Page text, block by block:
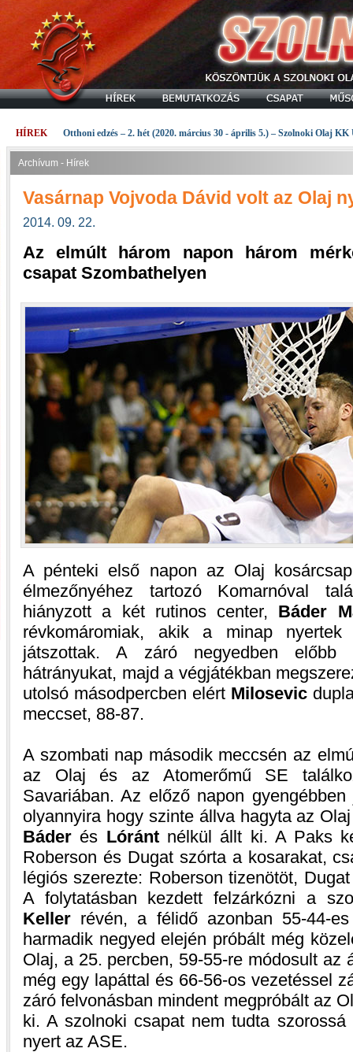
HÍREK Otthoni edzés – 2. hét (2020. március 30 - április 5.) – Szolnoki Olaj KK
Archívum - Hírek
Vasárnap Vojvoda Dávid volt az Olaj
2014. 09. 22.
Az elmúlt három napon három
csapat Szombathelyen
A pénteki első napon az Olaj
élmezőnyéhez tartozó Komarnóval
hiányzott a két rutinos center, Báder
révkomáromiak, akik a minap
játszottak. A záró negyedben előbb
hátrányukat, majd a végjátékban
utolsó másodpercben elért Milosevic
meccset, 88-87.
A szombati nap második meccsén az
az Olaj és az Atomerőmű SE
Savariában. Az előző napon
olyannyira hogy szinte állva hagyta az
Báder és Lórántnélkül állt ki. A Paks
Roberson és Dugat szórta a kosarakat,
légiós szerezte: Roberson tizenötöt,
A folytatásban kezdett felzárkózni a
Keller révén, a félidő azonban 55-44-
harmadik negyed elején próbált még
Olaj, a 25. percben, 59-55-re módosult az
még egy lapáttal és 66-56-os vezetéssel
záró felvonásban mindent megpróbált az
ki. A szolnoki csapat nem tudta
nyert az ASE.